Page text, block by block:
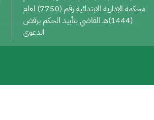
محكمة الإدارية الابتدائية رقم (7750) لعام
(1444)هـ القاضي بتأييد الحكم برفض
الدعوى